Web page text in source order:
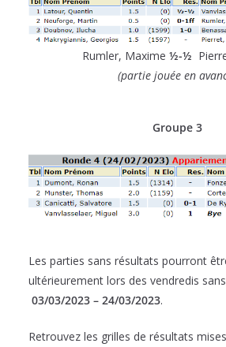
Rumler, Maxime ½-½
(partie jouée en
Groupe 3
Les parties sans résultats pourront
ultérieurement lors des vendredis
03/03/2023 – 24/03/2023.
Retrouvez les grilles de résultats